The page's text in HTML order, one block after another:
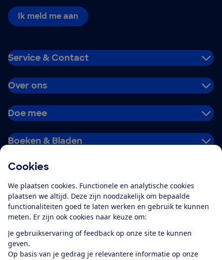
Cookies
We plaatsen cookies. Functionele en analytische cookies
plaatsen we altijd. Deze zijn noodzakelijk om bepaalde
functionaliteiten goed te laten werken en gebruik te kunnen
meten. Er zijn ook cookies naar keuze om:
Je gebruikservaring of feedback op onze site te kunnen
geven.
Op basis van je gedrag je relevantere informatie op onze
Ik meld me aan
Service & Contact
Over ons
Doe mee
Boeken & Bladen
Alles over de
app